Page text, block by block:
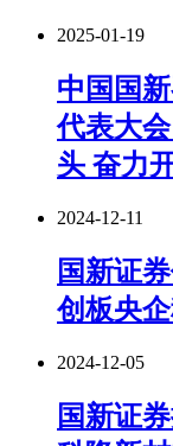
2025-01-19
中国国
代表大
头 奋力
2024-12-11
国新证
创板央
2024-12-05
国新证